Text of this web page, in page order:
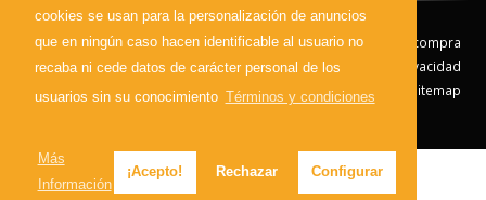
cookies se usan para la personalización de anuncios
que en ningún caso hacen identificable al usuario no
recaba ni cede datos de carácter personal de los
usuarios sin su conocimiento Términos y condiciones
Más
Información
¡Acepto! Rechazar Configurar
Contacto Aviso Legal
Condiciones de compra
Política de envíos
Política de devolución
Política de Privacidad
Política de Cookies
Sitemap